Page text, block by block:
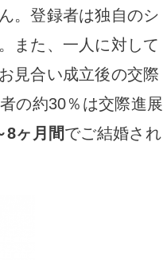
。登録者は独自のシ
また、一人に対して
見合い成立後の交際
の約30％は交際進展
8ヶ月間でご結婚され